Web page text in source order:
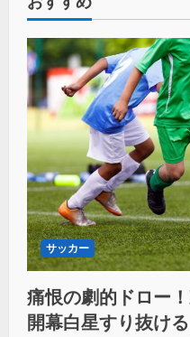
サッカー
痛恨の劇的ドロー
開幕白星すり抜け